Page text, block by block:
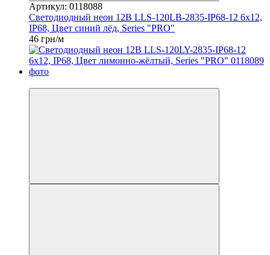
Артикул: 0118088
Светодиодный неон 12В LLS-120LB-2835-IP68-12 6x12,
IP68, Цвет синий лёд, Series "PRO"
46 грн/м